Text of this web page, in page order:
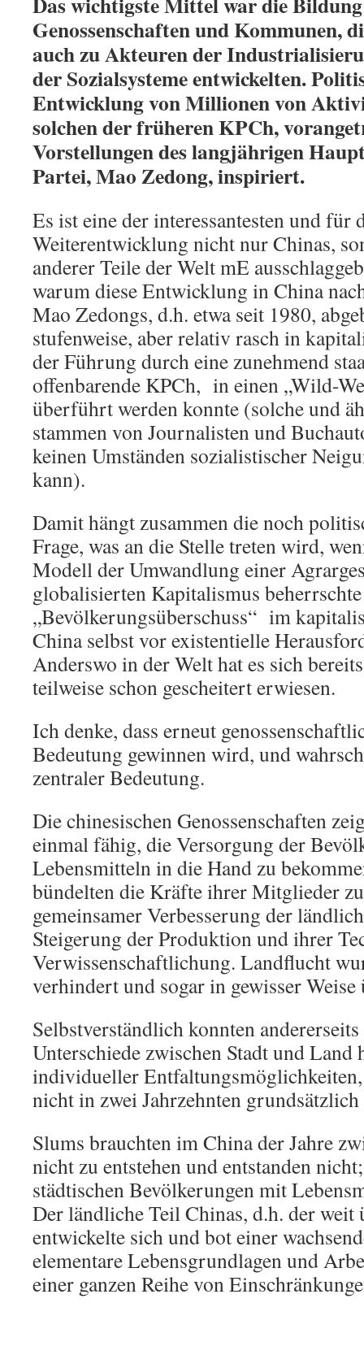
Genossenschaften und Kommunen,
auch zu Akteuren der
der Sozialsysteme entwickelten.
Entwicklung von Millionen von
solchen der früheren KPCh,
Vorstellungen des langjährigen
Partei, Mao Zedong, inspiriert.
Es ist eine der interessantesten und für
Weiterentwicklung nicht nur Chinas,
anderer Teile der Welt mE
warum diese Entwicklung in China
Mao Zedongs, d.h. etwa seit 1980,
stufenweise, aber relativ rasch in
der Führung durch eine zunehmend
offenbarende KPCh, in einen „Wild-
überführt werden konnte (solche und
stammen von Journalisten und
keinen Umständen sozialistischer
kann).
Damit hängt zusammen die noch
Frage, was an die Stelle treten wird,
Modell der Umwandlung einer
globalisierten Kapitalismus
„Bevölkerungsüberschuss“ im
China selbst vor existentielle
Anderswo in der Welt hat es sich
teilweise schon gescheitert erwiesen.
Ich denke, dass erneut
Bedeutung gewinnen wird, und
zentraler Bedeutung.
Die chinesischen Genossenschaften
einmal fähig, die Versorgung der
Lebensmitteln in die Hand zu
bündelten die Kräfte ihrer Mitglieder
gemeinsamer Verbesserung der
Steigerung der Produktion und ihrer
Verwissenschaftlichung. Landflucht
verhindert und sogar in gewisser
Selbstverständlich konnten
Unterschiede zwischen Stadt und
individueller
nicht in zwei Jahrzehnten
Slums brauchten im China der Jahre
nicht zu entstehen und entstanden
städtischen Bevölkerungen mit
Der ländliche Teil Chinas, d.h. der weit
entwickelte sich und bot einer
elementare Lebensgrundlagen und
einer ganzen Reihe von